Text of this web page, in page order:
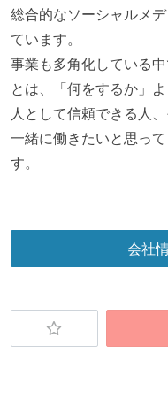
総合的なソーシャルメ
ています。
事業も多角化している
とは、「何をするか」
人として信頼できる人
一緒に働きたいと思っ
す。
会社